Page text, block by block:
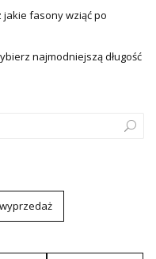
fasony wziąć po
najmodniejszą długość